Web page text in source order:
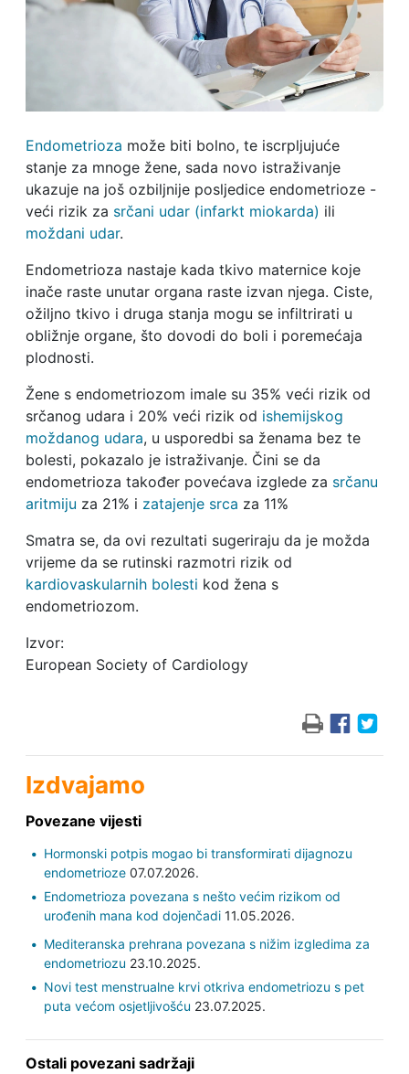
Endometrioza može biti bolno, te iscrpljujuće
stanje za mnoge žene, sada novo istraživanje
ukazuje na još ozbiljnije posljedice endometrioze -
veći rizik za srčani udar (infarkt miokarda) ili
moždani udar.
Endometrioza nastaje kada tkivo maternice koje
inače raste unutar organa raste izvan njega. Ciste,
ožiljno tkivo i druga stanja mogu se infiltrirati u
obližnje organe, što dovodi do boli i poremećaja
plodnosti.
Žene s endometriozom imale su 35% veći rizik od
srčanog udara i 20% veći rizik od ishemijskog
moždanog udara, u usporedbi sa ženama bez te
bolesti, pokazalo je istraživanje. Čini se da
endometrioza također povećava izglede za srčanu
aritmiju za 21% i zatajenje srca za 11%
Smatra se, da ovi rezultati sugeriraju da je možda
vrijeme da se rutinski razmotri rizik od
kardiovaskularnih bolesti kod žena s
endometriozom.
Izvor:
European Society of Cardiology
Izdvajamo
Povezane vijesti
Hormonski potpis mogao bi transformirati dijagnozu
endometrioze07.07.2026.
Endometrioza povezana s nešto većim rizikom od
urođenih mana kod dojenčadi11.05.2026.
Mediteranska prehrana povezana s nižim izgledima za
endometriozu 23.10.2025.
Novi test menstrualne krvi otkriva endometriozu s pet
puta većom osjetljivošću 23.07.2025.
Ostali povezani sadržaji